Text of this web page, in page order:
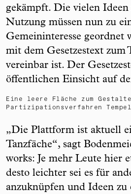
gekämpft. Die vielen
Nutzung müssen nun zu
Gemeininteresse geordnet
mit dem Gesetzestext zum
vereinbar ist. Der
öffentlichen Einsicht auf
Eine leere Fläche zum
Partizipationsverfahren
„Die Plattform ist aktuell
Tanzfäche“, sagt
works: Je mehr Leute hier
desto leichter sei es für
anzuknüpfen und Ideen zu